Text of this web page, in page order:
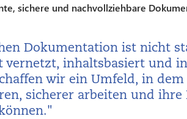
sichere und nachvollziehbare
Dokumentation ist nicht
vernetzt, inhaltsbasiert und
wir ein Umfeld, in dem
sicherer arbeiten und ihre